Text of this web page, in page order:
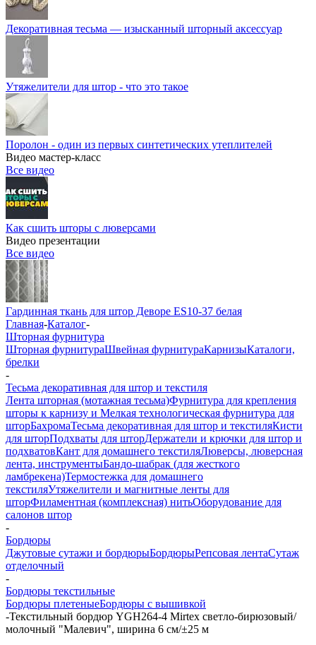
Декоративная тесьма — изысканный шторный аксессуар
Утяжелители для штор - что это такое
Поролон - один из первых синтетических утеплителей
Видео мастер-класс
Все видео
Как сшить шторы с люверсами
Видео презентации
Все видео
Гардинная ткань для штор Деворе ES10-37 белая
Главная-Каталог-
Шторная фурнитура
Шторная фурнитураШвейная фурнитураКарнизыКаталоги,
брелки
-
Тесьма декоративная для штор и текстиля
Лента шторная (мотажная тесьма)Фурнитура для крепления
шторы к карнизу и Мелкая технологическая фурнитура для
шторБахромаТесьма декоративная для штор и текстиляКисти
для шторПодхваты для шторДержатели и крючки для штор и
подхватовКант для домашнего текстиляЛюверсы, люверсная
лента, инструментыБандо-шабрак (для жесткого
ламбрекена)Термостежка для домашнего
текстиляУтяжелители и магнитные ленты для
шторФиламентная (комплексная) нитьОборудование для
салонов штор
-
Бордюры
Джутовые сутажи и бордюрыБордюрыРепсовая лентаСутаж
отделочный
-
Бордюры текстильные
Бордюры плетеныеБордюры с вышивкой
-Текстильный бордюр YGH264-4 Mirtex светло-бирюзовый/
молочный "Малевич", ширина 6 см/±25 м